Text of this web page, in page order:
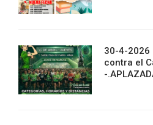
30-4-2026
contra el
-